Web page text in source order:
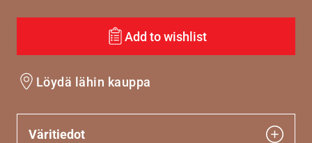
Add to wishlist
Löydä lähin kauppa
Väritiedot